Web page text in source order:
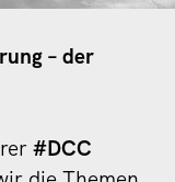
– der
#DCC